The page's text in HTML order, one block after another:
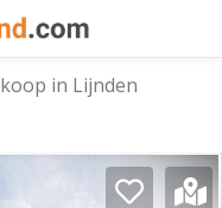
in Lijnden